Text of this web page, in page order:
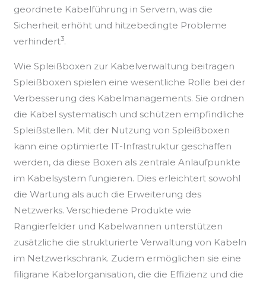
geordnete Kabelführung in Servern, was die
Sicherheit erhöht und hitzebedingte Probleme
verhindert3.
Wie Spleißboxen zur Kabelverwaltung beitragen
Spleißboxen spielen eine wesentliche Rolle bei der
Verbesserung des Kabelmanagements. Sie ordnen
die Kabel systematisch und schützen empfindliche
Spleißstellen. Mit der Nutzung von Spleißboxen
kann eine optimierte IT-Infrastruktur geschaffen
werden, da diese Boxen als zentrale Anlaufpunkte
im Kabelsystem fungieren. Dies erleichtert sowohl
die Wartung als auch die Erweiterung des
Netzwerks. Verschiedene Produkte wie
Rangierfelder und Kabelwannen unterstützen
zusätzliche die strukturierte Verwaltung von Kabeln
im Netzwerkschrank. Zudem ermöglichen sie eine
filigrane Kabelorganisation, die die Effizienz und die